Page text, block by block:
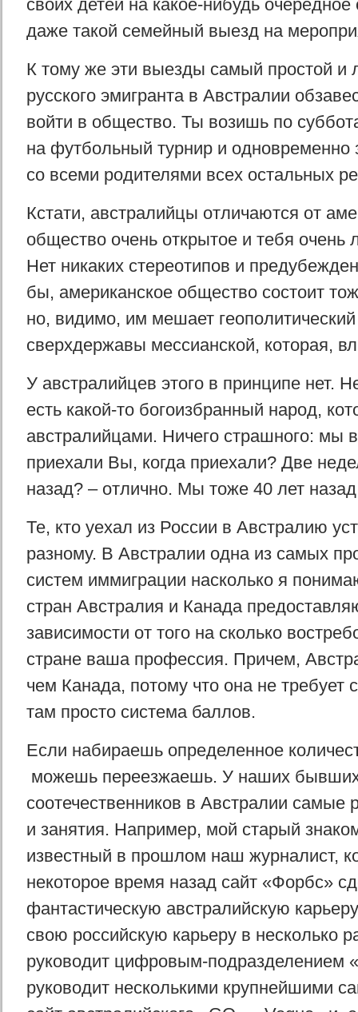
своих детей на какое-нибудь
даже такой семейный выезд на
К тому же эти выезды самый простой и
русского эмигранта в Австралии
войти в общество. Ты возишь по
на футбольный турнир и одновременно
со всеми родителями всех остальных
Кстати, австралийцы отличаются от
общество очень открытое и тебя очень
Нет никаких стереотипов и
бы, американское общество состоит
но, видимо, им мешает
сверхдержавы мессианской, которая,
У австралийцев этого в принципе нет.
есть какой-то богоизбранный народ,
австралийцами. Ничего страшного: мы
приехали Вы, когда приехали? Две
назад? – отлично. Мы тоже 40 лет
Те, кто уехал из России в Австралию
разному. В Австралии одна из самых
систем иммиграции насколько я
стран Австралия и Канада
зависимости от того на сколько
стране ваша профессия. Причем,
чем Канада, потому что она не требует
там просто система баллов.
Если набираешь определенное
можешь переезжаешь. У наших
соотечественников в Австралии самые
и занятия. Например, мой старый
известный в прошлом наш журналист,
некоторое время назад сайт «Форбс»
фантастическую австралийскую
свою российскую карьеру в несколько
руководит цифровым-подразделением
руководит несколькими крупнейшими